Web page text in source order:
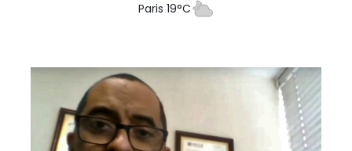
Paris 19°C